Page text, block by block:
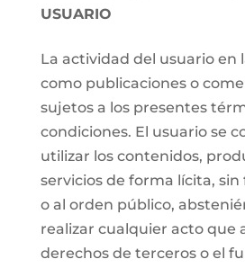
USUARIO
La actividad del usuario en
como publicaciones o
sujetos a los presentes
condiciones. El usuario se
utilizar los contenidos,
servicios de forma lícita,
o al orden público,
realizar cualquier acto que
derechos de terceros o el